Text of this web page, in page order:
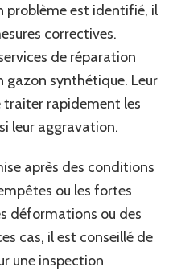
problème est identifié, il
correctives.
de réparation
gazon synthétique. Leur
rapidement les
leur aggravation.
après des conditions
ou les fortes
déformations ou des
cas, il est conseillé de
une inspection